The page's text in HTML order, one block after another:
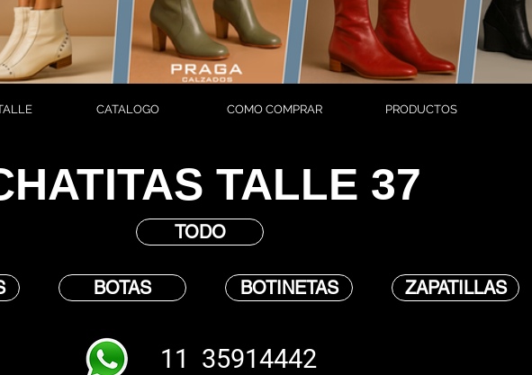
CATALOGO COMO COMPRAR PRODUCTOS
TALLE 37
TODO
BOTAS BOTINETAS ZAPATILLAS
11 35914442